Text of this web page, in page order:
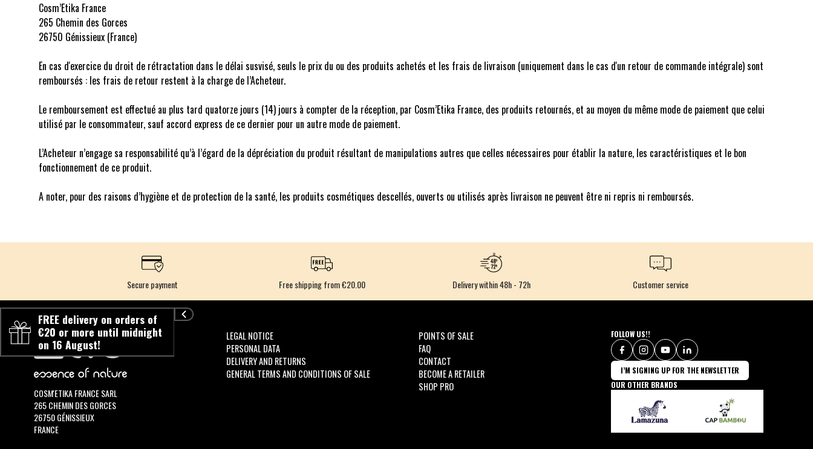
Cosm’Etika France
265 Chemin des Gorces
26750 Génissieux (France)
En cas d'exercice du droit de rétractation dans le délai susvisé, seuls le prix du ou des produits achetés et les frais de livraison (uniquement dans le cas d'un retour de commande intégrale) sont
remboursés : les frais de retour restent à la charge de l’Acheteur.
Le remboursement est effectué au plus tard quatorze jours (14) jours à compter de la réception, par Cosm’Etika France, des produits retournés, et au moyen du même mode de paiement que celui
utilisé par le consommateur, sauf accord express de ce dernier pour un autre mode de paiement.
L’Acheteur n’engage sa responsabilité qu’à l’égard de la dépréciation du produit résultant de manipulations autres que celles nécessaires pour établir la nature, les caractéristiques et le bon
fonctionnement de ce produit.
A noter, pour des raisons d’hygiène et de protection de la santé, les produits cosmétiques descellés, ouverts ou utilisés après livraison ne peuvent être ni repris ni remboursés.
Secure payment Free shipping from €20.00 Delivery within 48h - 72h Customer service
COSM'ETIKA FRANCE SARL
265 CHEMIN DES GORCES
26750 GÉNISSIEUX
FRANCE
LEGAL NOTICE
PERSONAL DATA
DELIVERY AND RETURNS
GENERAL TERMS AND CONDITIONS OF SALE
POINTS OF SALE
FAQ
CONTACT
BECOME A RETAILER
SHOP PRO
FOLLOW US!!
I’M SIGNING UP FOR THE NEWSLETTER
OUR OTHER BRANDS
FREE delivery on orders of
€20 or more until midnight
on 16 August!